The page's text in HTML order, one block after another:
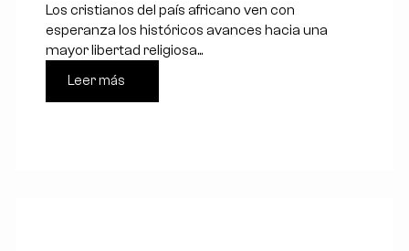
Los cristianos del país africano ven con
esperanza los históricos avances hacia una
mayor libertad religiosa...
Leer más